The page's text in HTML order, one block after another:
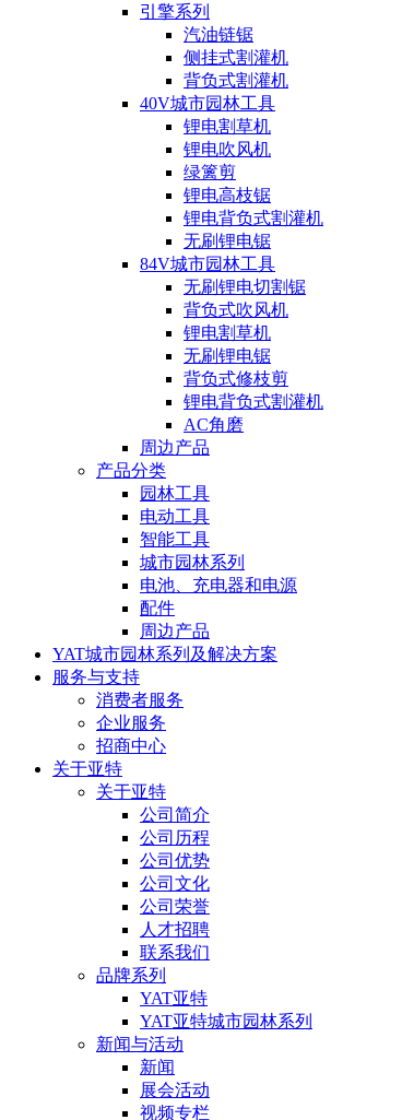
引擎系列
汽油链锯
侧挂式割灌机
背负式割灌机
40V城市园林工具
锂电割草机
锂电吹风机
绿篱剪
锂电高枝锯
锂电背负式割灌机
无刷锂电锯
84V城市园林工具
无刷锂电切割锯
背负式吹风机
锂电割草机
无刷锂电锯
背负式修枝剪
锂电背负式割灌机
AC角磨
周边产品
产品分类
园林工具
电动工具
智能工具
城市园林系列
电池、充电器和电源
配件
周边产品
YAT城市园林系列及解决方案
服务与支持
消费者服务
企业服务
招商中心
关于亚特
关于亚特
公司简介
公司历程
公司优势
公司文化
公司荣誉
人才招聘
联系我们
品牌系列
YAT亚特
YAT亚特城市园林系列
新闻与活动
新闻
展会活动
视频专栏